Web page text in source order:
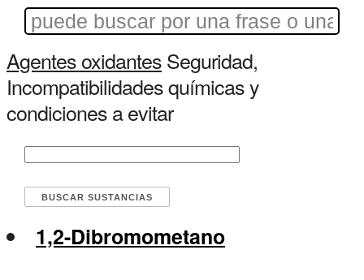
Agentes oxidantesSeguridad,
Incompatibilidades químicas y
condiciones a evitar
1,2-Dibromometano